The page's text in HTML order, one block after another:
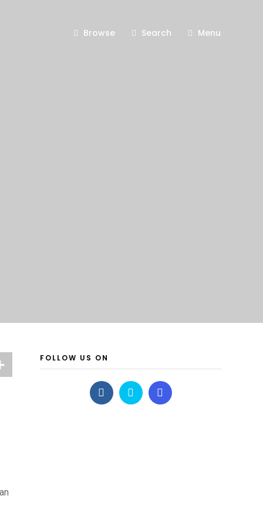
Browse Search Menu
FOLLOW US ON